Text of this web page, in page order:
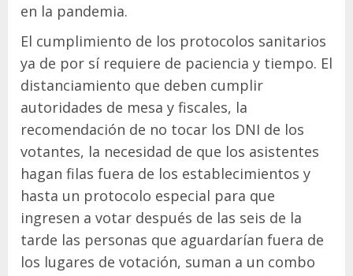
en la pandemia.
El cumplimiento de los protocolos sanitarios
ya de por sí requiere de paciencia y tiempo. El
distanciamiento que deben cumplir
autoridades de mesa y fiscales, la
recomendación de no tocar los DNI de los
votantes, la necesidad de que los asistentes
hagan filas fuera de los establecimientos y
hasta un protocolo especial para que
ingresen a votar después de las seis de la
tarde las personas que aguardarían fuera de
los lugares de votación, suman a un combo